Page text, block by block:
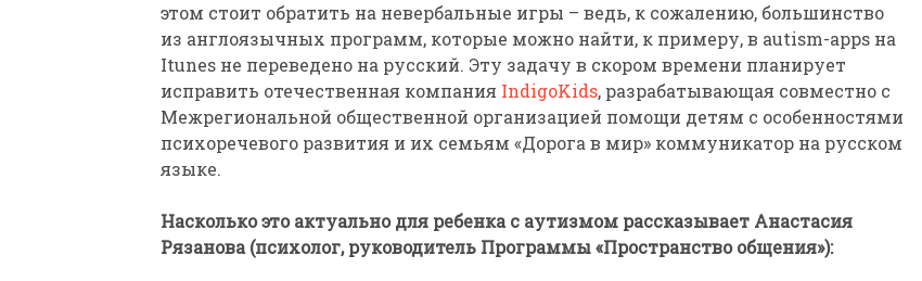
этом стоит обратить на невербальные игры – ведь, к сожалению, большинство
из англоязычных программ, которые можно найти, к примеру, в autism-apps на
Itunes не переведено на русский. Эту задачу в скором времени планирует
исправить отечественная компания IndigoKids, разрабатывающая совместно с
Межрегиональной общественной организацией помощи детям с особенностями
психоречевого развития и их семьям «Дорога в мир» коммуникатор на русском
языке.
Насколько это актуально для ребенка с аутизмом рассказывает Анастасия
Рязанова (психолог, руководитель Программы «Пространство общения»):